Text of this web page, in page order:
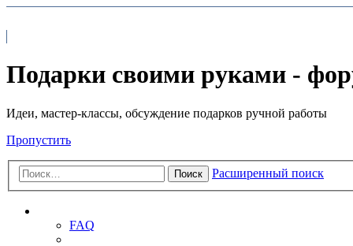
Подарки своими руками -
Идеи, мастер-классы, обсуждение подарков ручной работы
Пропустить
Поиск Расширенный поиск
FAQ